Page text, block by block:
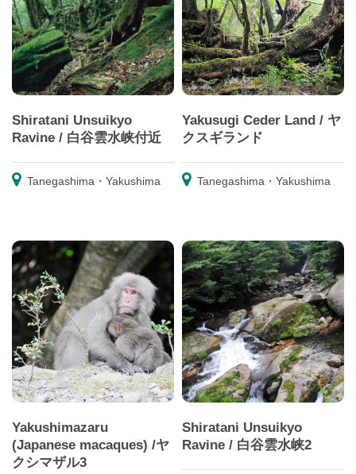
Shiratani Unsuikyo
Ravine / 白谷雲水峡付近
Tanegashima・Yakushima
Yakusugi Ceder Land / ヤ
クスギランド
Tanegashima・Yakushima
Yakushimazaru
(Japanese macaques) /ヤ
クシマザル3
Shiratani Unsuikyo
Ravine / 白谷雲水峡2